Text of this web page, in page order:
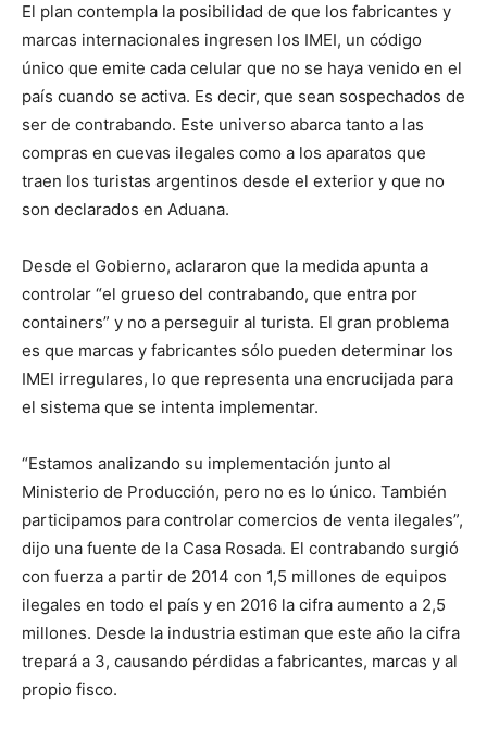
El plan contempla la posibilidad de que los fabricantes y
marcas internacionales ingresen los IMEI, un código
único que emite cada celular que no se haya venido en el
país cuando se activa. Es decir, que sean sospechados de
ser de contrabando. Este universo abarca tanto a las
compras en cuevas ilegales como a los aparatos que
traen los turistas argentinos desde el exterior y que no
son declarados en Aduana.
Desde el Gobierno, aclararon que la medida apunta a
controlar “el grueso del contrabando, que entra por
containers” y no a perseguir al turista. El gran problema
es que marcas y fabricantes sólo pueden determinar los
IMEI irregulares, lo que representa una encrucijada para
el sistema que se intenta implementar.
“Estamos analizando su implementación junto al
Ministerio de Producción, pero no es lo único. También
participamos para controlar comercios de venta ilegales”,
dijo una fuente de la Casa Rosada. El contrabando surgió
con fuerza a partir de 2014 con 1,5 millones de equipos
ilegales en todo el país y en 2016 la cifra aumento a 2,5
millones. Desde la industria estiman que este año la cifra
trepará a 3, causando pérdidas a fabricantes, marcas y al
propio fisco.